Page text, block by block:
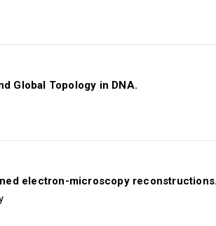
Global Topology in DNA.
electron-microscopy reconstructions.